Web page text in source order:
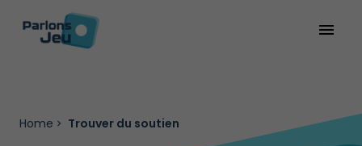
menu
Home Trouver du soutien